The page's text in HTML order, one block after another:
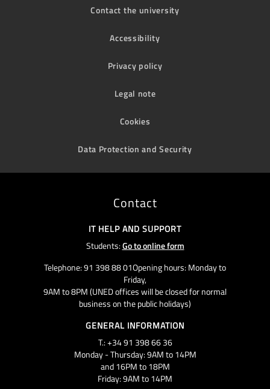
Contact the university
Accessibility
Privacy policy
Legal note
Cookies
Data Protection and Security
Contact
IT HELP AND SUPPORT
Students:Go to online form
Telephone: 91 398 88 01Opening hours: Monday to
Friday,
9AM to 8PM (UNED offices will be closed for normal
business on the public holidays)
GENERAL INFORMATION
T.: +34 91 398 66 36
Monday - Thursday: 9AM to 14PM
and 16PM to 18PM
Friday: 9AM to 14PM